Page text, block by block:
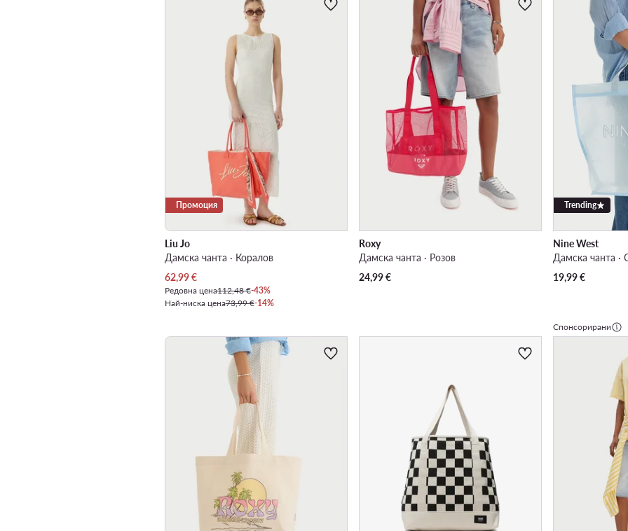
Промоция
Liu Jo
Дамска чанта · Коралов
Актуална цена
62,99€
Редовна цена112,48 €-43%
Най-ниска цена73,99 €-14%
Roxy
Дамска чанта · Розов
24,99€
Trending
Nine West
Дамска чанта ·
19,99€
Спонсорирани